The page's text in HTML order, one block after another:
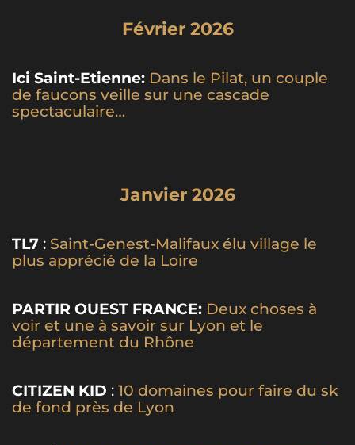
Février 2026
Ici Saint-Etienne: Dans le Pilat, un couple
de faucons veille sur une cascade
spectaculaire…
Janvier 2026
TL7 : Saint-Genest-Malifaux élu village le
plus apprécié de la Loire
PARTIR OUEST FRANCE: Deux choses à
voir et une à savoir sur Lyon et le
département du Rhône
CITIZEN KID : 10 domaines pour faire du sk
de fond près de Lyon